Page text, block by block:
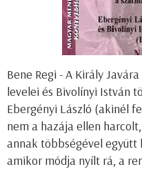
Bene Regi - A Király
levelei és Bivolínyi István
Ebergényi László (akinél
nem a hazája ellen
annak többségével együtt
amikor módja nyílt rá, a